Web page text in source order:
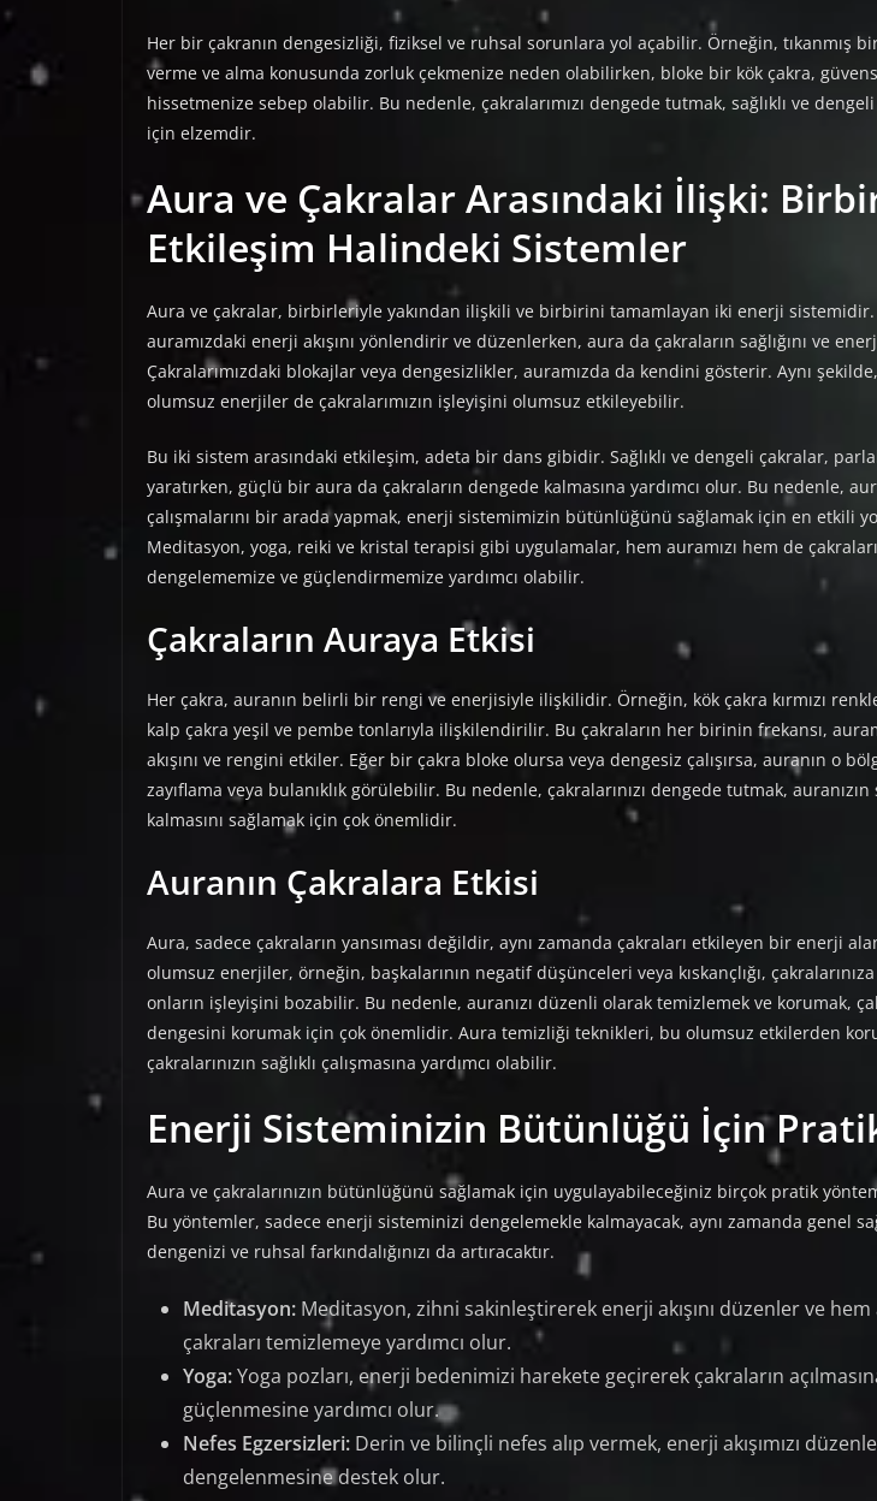
Her bir çakranın dengesizliği, fiziksel ve ruhsal sorunlara yol açabilir. Örneğin, tıkanmış
verme ve alma konusunda zorluk çekmenize neden olabilirken, bloke bir kök çakra,
hissetmenize sebep olabilir. Bu nedenle, çakralarımızı dengede tutmak, sağlıklı ve
için elzemdir.
Aura ve Çakralar Arasındaki İlişki:
Etkileşim Halindeki Sistemler
Aura ve çakralar, birbirleriyle yakından ilişkili ve birbirini tamamlayan iki enerji sistemidir.
auramızdaki enerji akışını yönlendirir ve düzenlerken, aura da çakraların sağlığını ve
Çakralarımızdaki blokajlar veya dengesizlikler, auramızda da kendini gösterir. Aynı
olumsuz enerjiler de çakralarımızın işleyişini olumsuz etkileyebilir.
Bu iki sistem arasındaki etkileşim, adeta bir dans gibidir. Sağlıklı ve dengeli çakralar,
yaratırken, güçlü bir aura da çakraların dengede kalmasına yardımcı olur. Bu nedenle,
çalışmalarını bir arada yapmak, enerji sistemimizin bütünlüğünü sağlamak için en etkili
Meditasyon, yoga, reiki ve kristal terapisi gibi uygulamalar, hem auramızı hem de
dengelememize ve güçlendirmemize yardımcı olabilir.
Çakraların Auraya Etkisi
Her çakra, auranın belirli bir rengi ve enerjisiyle ilişkilidir. Örneğin, kök çakra kırmızı
kalp çakra yeşil ve pembe tonlarıyla ilişkilendirilir. Bu çakraların her birinin frekansı,
akışını ve rengini etkiler. Eğer bir çakra bloke olursa veya dengesiz çalışırsa, auranın o
zayıflama veya bulanıklık görülebilir. Bu nedenle, çakralarınızı dengede tutmak, auranızın
kalmasını sağlamak için çok önemlidir.
Auranın Çakralara Etkisi
Aura, sadece çakraların yansıması değildir, aynı zamanda çakraları etkileyen bir enerji
olumsuz enerjiler, örneğin, başkalarının negatif düşünceleri veya kıskançlığı,
onların işleyişini bozabilir. Bu nedenle, auranızı düzenli olarak temizlemek ve korumak,
dengesini korumak için çok önemlidir. Aura temizliği teknikleri, bu olumsuz etkilerden
çakralarınızın sağlıklı çalışmasına yardımcı olabilir.
Enerji Sisteminizin Bütünlüğü İçin
Aura ve çakralarınızın bütünlüğünü sağlamak için uygulayabileceğiniz birçok pratik
Bu yöntemler, sadece enerji sisteminizi dengelemekle kalmayacak, aynı zamanda genel
dengenizi ve ruhsal farkındalığınızı da artıracaktır.
Meditasyon: Meditasyon, zihni sakinleştirerek enerji akışını düzenler ve hem
çakraları temizlemeye yardımcı olur.
Yoga:Yoga pozları, enerji bedenimizi harekete geçirerek çakraların
güçlenmesine yardımcı olur.
Nefes Egzersizleri: Derin ve bilinçli nefes alıp vermek, enerji akışımızı
dengelenmesine destek olur.